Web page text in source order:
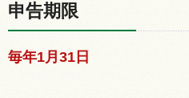
申告期限
毎年1月31日